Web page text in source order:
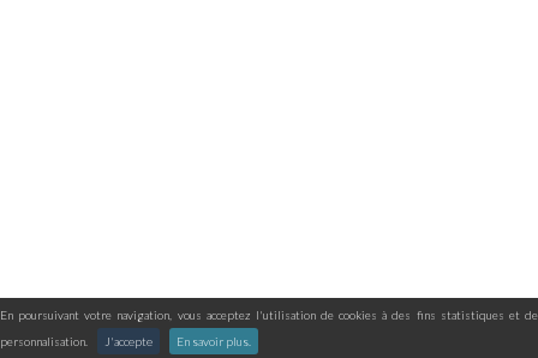
En poursuivant votre navigation, vous acceptez l'utilisation de cookies à des fins statistiques et de
personnalisation.
J'accepte En savoir plus.